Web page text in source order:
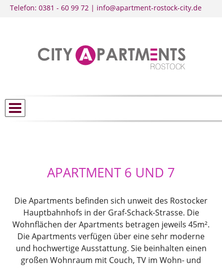
Telefon: 0381 - 60 99 72 | info@apartment-rostock-city.de
APARTMENT 6 UND 7
Die Apartments befinden sich unweit des Rostocker
Hauptbahnhofs in der Graf-Schack-Strasse. Die
Wohnflächen der Apartments betragen jeweils 45m².
Die Apartments verfügen über eine sehr moderne
und hochwertige Ausstattung. Sie beinhalten einen
großen Wohnraum mit Couch, TV im Wohn- und